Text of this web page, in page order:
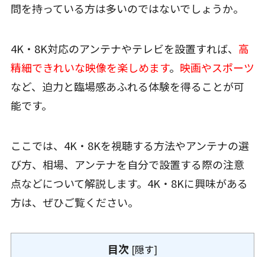
問を持っている方は多いのではないでしょうか。
4K・8K対応のアンテナやテレビを設置すれば、 高
精細できれいな映像を楽しめます。 映画やスポーツ
など、迫力と臨場感あふれる体験を得ることが可
能です。
ここでは、4K・8Kを視聴する方法やアンテナの選
び方、相場、アンテナを自分で設置する際の注意
点などについて解説します。4K・8Kに興味がある
方は、ぜひご覧ください。
目次 [隠す]